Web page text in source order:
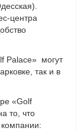
центра
Palace» могут
так и в
«Golf
то, что